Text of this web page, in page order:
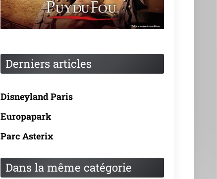
Derniers articles
Disneyland Paris
Europapark
Parc Asterix
Dans la même catégorie